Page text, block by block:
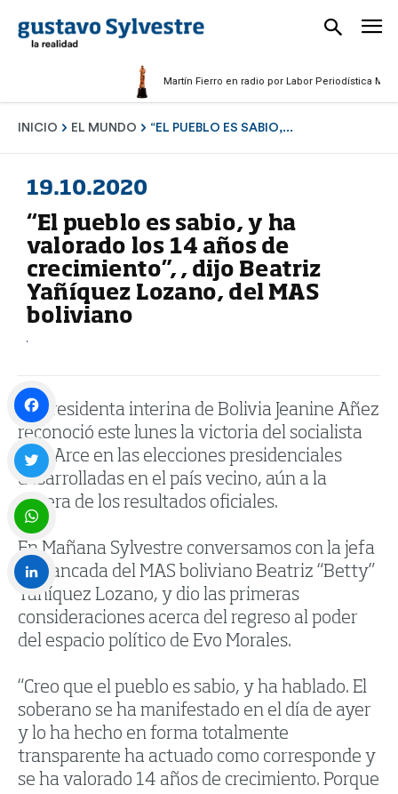
Martín Fierro en radio por Labor Periodística Masculina
INICIO EL MUNDO “EL PUEBLO ES SABIO,...
19.10.2020
“El pueblo es sabio, y ha
valorado los 14 años de
crecimiento”, , dijo Beatriz
Yañíquez Lozano, del MAS
boliviano
La presidenta interina de Bolivia Jeanine Añez
reconoció este lunes la victoria del socialista
Luis Arce en las elecciones presidenciales
desarrolladas en el país vecino, aún a la
espera de los resultados oficiales.
En Mañana Sylvestre conversamos con la jefa
de bancada del MAS boliviano Beatriz “Betty”
Yañíquez Lozano, y dio las primeras
consideraciones acerca del regreso al poder
del espacio político de Evo Morales.
“Creo que el pueblo es sabio, y ha hablado. El
soberano se ha manifestado en el día de ayer
y lo ha hecho en forma totalmente
transparente ha actuado como corresponde y
se ha valorado 14 años de crecimiento. Porque
Facebook
Twitter
WhatsApp
LinkedIn